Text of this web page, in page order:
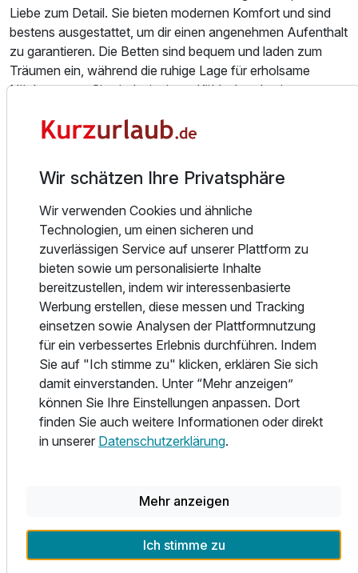
Ausstattung
Für 4 Tage p.P. ab
Familien-Appartement
2 Erwachsene und 2 Kinder
Liebe zum Detail. Sie bieten modernen Komfort und sind
bestens ausgestattet, um dir einen angenehmen Aufenthalt
zu garantieren. Die Betten sind bequem und laden zum
Träumen ein, während die ruhige Lage für erholsame
Nächte sorgt. Sie sind mit einem Kühlschrank, einem
ausgestattet. Das Bad mit Wanne oder Dusche, bietet
entweder zur Bach- bzw. Parkplatzseite. Und aus den
verschiedenen Himmelsrichtungen kann man den
Silberberg, den Harlachberg oder den Riederin Felsen
sehen. Und das am besten morgens mit dem ersten Kaffee,
wenn das Sonnenlicht durch die Fenster scheint.
Essen und Trinken
Lass Dich bereits zum Tagesstart verwöhnen. Das große
Frühstücksbuffet wartet mit einer Vielzahl an Köstlichkeiten
darauf, Dich für einen erlebnisreichen Tag zu stärken. Du
kannst wählen zwischen mehreren Kaffee- oder
Teesorten, sowie verschiedenen Säften, Milch und
Buttermilch. Es gibt eine große Auswahl an Brot und
Brötchen, verschiedenem Gebäck, Croissants, sechs
verschiedene Konfitüren, täglich wechselnde Wurst- ,
Frühstücks-Cerealien, verschieden Joghurts und Quark,
verschiedene Sorten Obst und vieles mehr runden den
kulinarischen Tagesstart ab. Am Abend kannst du dich auf
Wir schätzen Ihre Privatsphäre
Wir verwenden Cookies und ähnliche
Technologien, um einen sicheren und
zuverlässigen Service auf unserer Plattform zu
bieten sowie um personalisierte Inhalte
bereitzustellen, indem wir interessenbasierte
Werbung erstellen, diese messen und Tracking
einsetzen sowie Analysen der Plattformnutzung
für ein verbessertes Erlebnis durchführen. Indem
Sie auf "Ich stimme zu" klicken, erklären Sie sich
damit einverstanden. Unter “Mehr anzeigen”
können Sie Ihre Einstellungen anpassen. Dort
finden Sie auch weitere Informationen oder direkt
in unserer Datenschutzerklärung.
Mehr anzeigen
Ich stimme zu